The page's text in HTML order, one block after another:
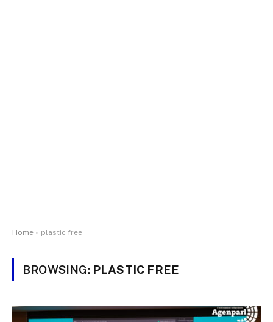
Home » plastic free
BROWSING: PLASTIC FREE